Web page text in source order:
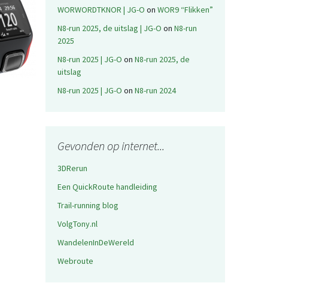
WORWORDTKNOR | JG-O on WOR9 “Flikken”
N8-run 2025, de uitslag | JG-O on N8-run
2025
N8-run 2025 | JG-O on N8-run 2025, de
uitslag
N8-run 2025 | JG-O on N8-run 2024
Gevonden op internet...
3DRerun
Een QuickRoute handleiding
Trail-running blog
VolgTony.nl
WandelenInDeWereld
Webroute